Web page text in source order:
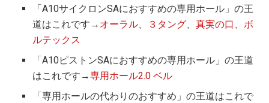
「A10サイクロンSAにおすすめの専用ホール」の王
道はこれです→ オーラル、 ３タング、真実の口 、ボ
ルテックス
「A10ピストンSAにおすすめの専用ホール」の王道
はこれです→専用ホール2.0 ベル
「専用ホールの代わりのおすすめ」の王道はこれで